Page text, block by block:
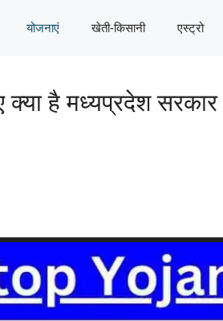
योजनाएं खेती-किसानी एस्ट्रो
है मध्यप्रदेश